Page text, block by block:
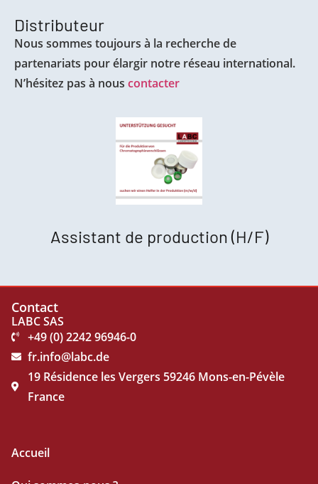
Distributeur
Nous sommes toujours à la recherche de
partenariats pour élargir notre réseau international.
N’hésitez pas à nous contacter
Assistant de production (H/F)
Contact
LABC SAS
+49 (0) 2242 96946-0
fr.info@labc.de
19 Résidence les Vergers 59246 Mons-en-Pévèle
France
Accueil